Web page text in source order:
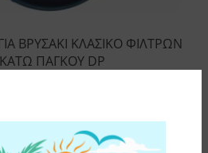
ΒΡΥΣΑΚΙ ΚΛΑΣΙΚΟ ΦΙΛΤΡΩΝ
ΠΑΓΚΟΥ DP